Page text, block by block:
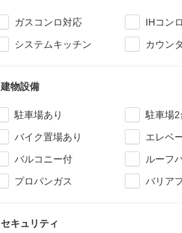
ガスコンロ対応
IHコン
システムキッチン
カウン
建物設備
駐車場あり
駐車場
バイク置場あり
エレベ
バルコニー付
ルーフ
プロパンガス
バリア
セキュリティ